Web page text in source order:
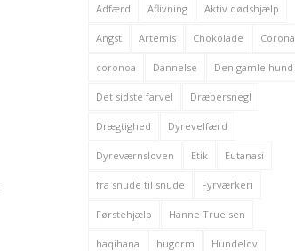
Adfærd Aflivning Aktiv dødshjælp
Angst Artemis Chokolade Corona
coronoa Dannelse Den gamle hund
Det sidste farvel Dræbersnegl
Drægtighed Dyrevelfærd
Dyreværnsloven Etik Eutanasi
fra snude til snude Fyrværkeri
Førstehjælp Hanne Truelsen
haqihana hugorm Hundelov